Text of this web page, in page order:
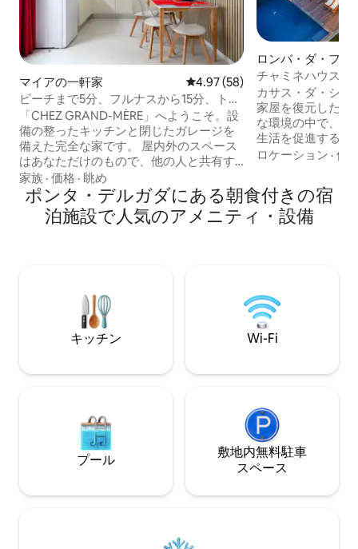
マイアの一軒家 レビュー58件、5つ星中4.97つ
4.97 (58)
ビーチまで5分、フルナスから15分、トレ
イル。ガレージ。
「CHEZ GRAND-MÈRE」へようこそ。設
備の整ったキッチンと閉じたガレージを
備えた完全な家です。 屋内外のスペース
はあなただけのもので、他の人と共有す
ることはありません。 ご家族は、セン
ト・ミゲルの中心部に滞在し、様々なビ
ーチ、シャ・ゴレアナから車で5分、フル
ナスから15分、ノルデステから25分で
家族 · 価格 · 眺め
ロンバ・ダ・ファ
テージ
チャミネハウス I
カサス・ダ・シャ
家屋を復元したも
な環境の中で、典
生活を促進するた
した。 3つの独立
ベキューエリア
有）を備えた広い
限りの海と山の景
ここには静けさ
ロケーション ·価
ポンタ・デルガダにある朝食付きの宿
泊施設で人気のアメニティ・設備
キッチン Wi-Fi
プール
敷地内無料駐⁠車
ス⁠ペ⁠ー⁠ス